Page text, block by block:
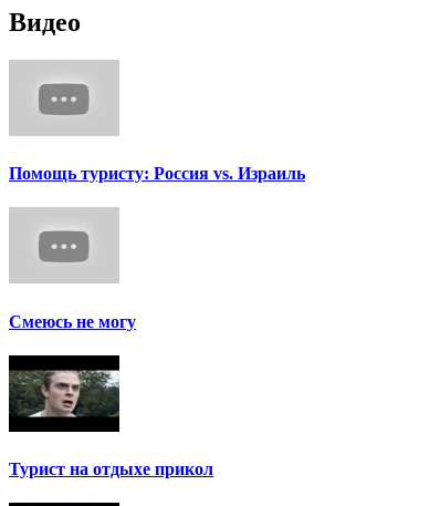
Видео
Помощь туристу: Россия vs. Израиль
Смеюсь не могу
Турист на отдыхе прикол